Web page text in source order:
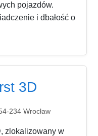
pojazdów.
i dbałość o
3D
234 Wrocław
zlokalizowany w